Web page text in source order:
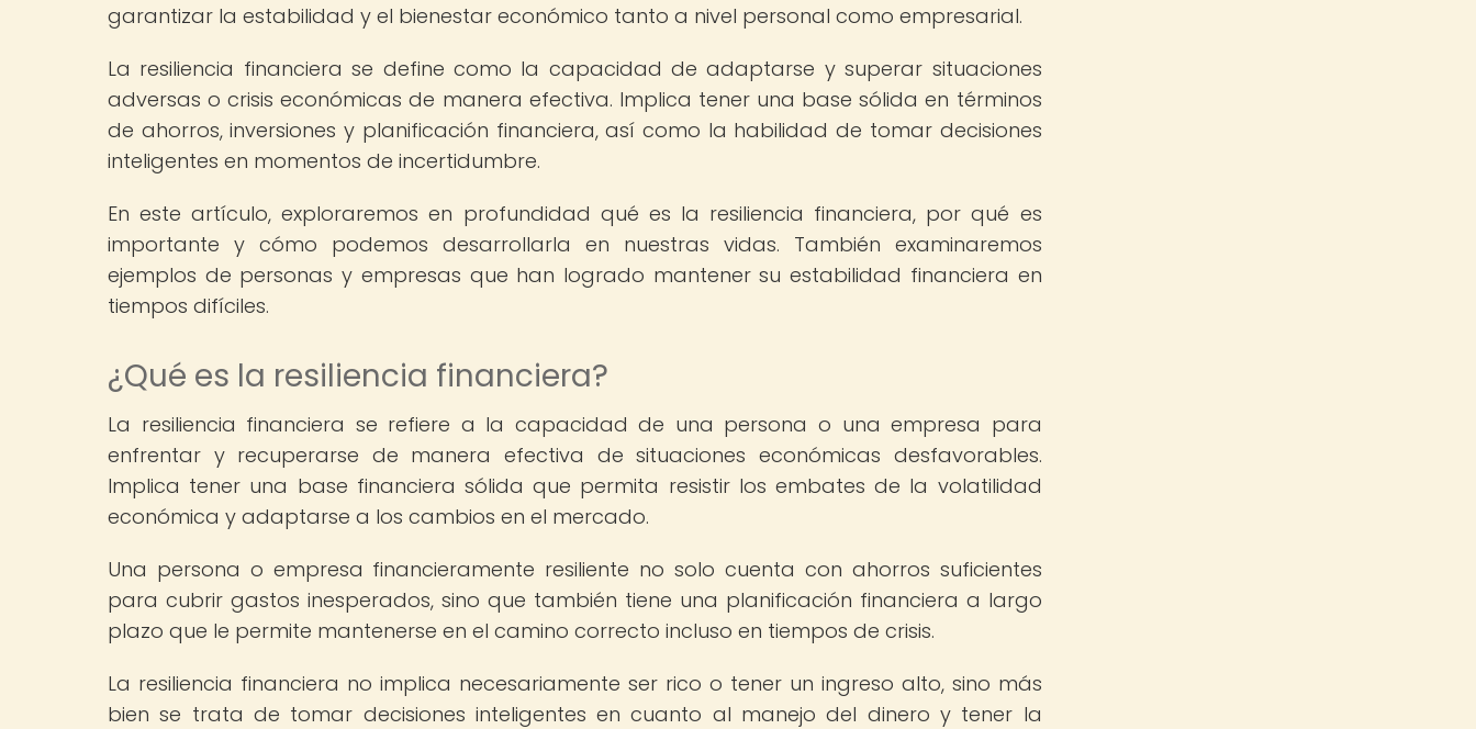
garantizar la estabilidad y el bienestar económico tanto a nivel personal como empresarial.
La resiliencia financiera se define como la capacidad de adaptarse y superar situaciones
adversas o crisis económicas de manera efectiva. Implica tener una base sólida en términos
de ahorros, inversiones y planificación financiera, así como la habilidad de tomar decisiones
inteligentes en momentos de incertidumbre.
En este artículo, exploraremos en profundidad qué es la resiliencia financiera, por qué es
importante y cómo podemos desarrollarla en nuestras vidas. También examinaremos
ejemplos de personas y empresas que han logrado mantener su estabilidad financiera en
tiempos difíciles.
¿Qué es la resiliencia financiera?
La resiliencia financiera se refiere a la capacidad de una persona o una empresa para
enfrentar y recuperarse de manera efectiva de situaciones económicas desfavorables.
Implica tener una base financiera sólida que permita resistir los embates de la volatilidad
económica y adaptarse a los cambios en el mercado.
Una persona o empresa financieramente resiliente no solo cuenta con ahorros suficientes
para cubrir gastos inesperados, sino que también tiene una planificación financiera a largo
plazo que le permite mantenerse en el camino correcto incluso en tiempos de crisis.
La resiliencia financiera no implica necesariamente ser rico o tener un ingreso alto, sino más
bien se trata de tomar decisiones inteligentes en cuanto al manejo del dinero y tener la